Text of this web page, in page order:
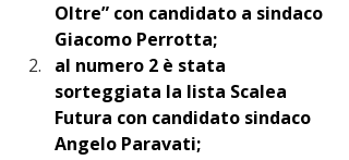
Oltre” con candidato a sindaco
Giacomo Perrotta;
al numero 2 è stata
sorteggiata la lista Scalea
Futura con candidato sindaco
Angelo Paravati;